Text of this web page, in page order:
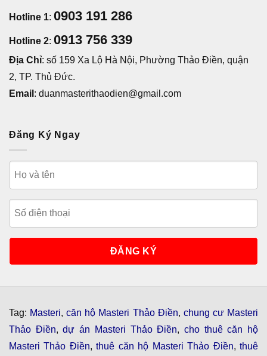
Hotline 1: 0903 191 286
Hotline 2: 0913 756 339
Địa Chỉ: số 159 Xa Lộ Hà Nội, Phường Thảo Điền, quận
2, TP. Thủ Đức.
Email : duanmasterithaodien@gmail.com
Đăng Ký Ngay
Tag: Masteri,căn hộ Masteri Thảo Điền, chung cư Masteri
Thảo Điền,dự án Masteri Thảo Điền, cho thuê căn hộ
Masteri Thảo Điền,thuê căn hộ Masteri Thảo Điền,thuê